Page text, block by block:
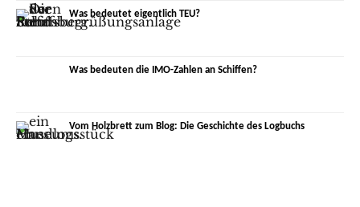
Was bedeutet eigentlich TEU?
Was bedeuten die IMO-Zahlen an Schiffen?
Vom Holzbrett zum Blog: Die Geschichte des Logbuchs